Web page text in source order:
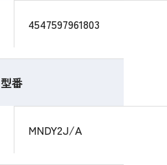
4547597961803
型番
MNDY2J/A